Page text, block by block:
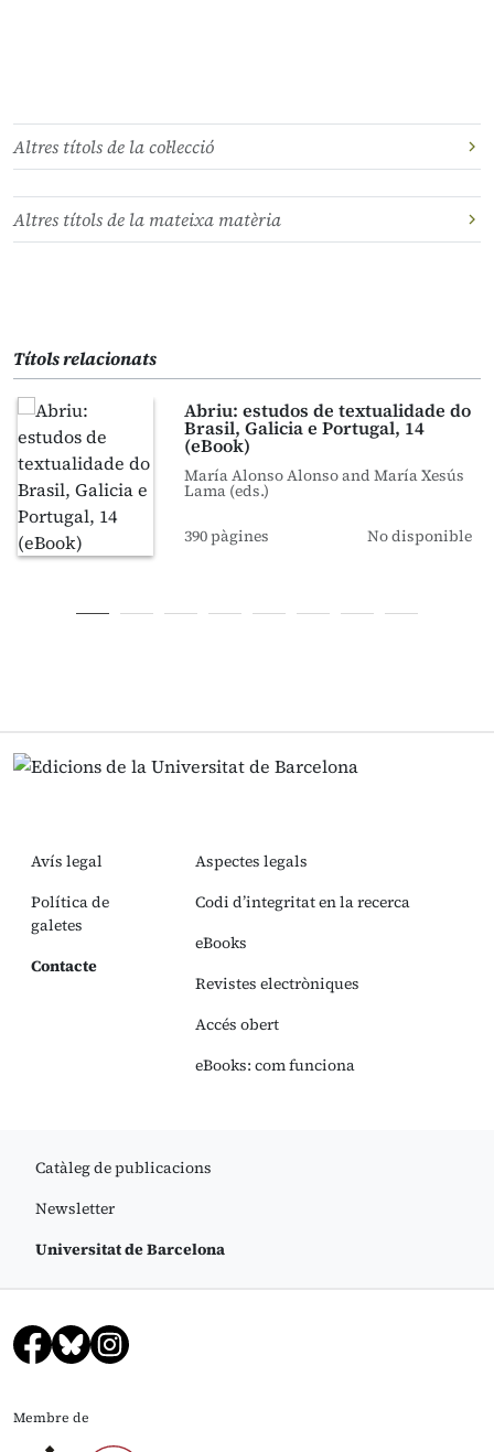
Altres títols de la col·lecció
Altres títols de la mateixa matèria
Títols relacionats
Abriu: estudos de textualidade do
Brasil, Galicia e Portugal, 14
(eBook)
María Alonso Alonso and María Xesús
Lama (eds.)
390 pàgines No disponible
Avís legal
Política de
galetes
Contacte
Aspectes legals
Codi d’integritat en la recerca
eBooks
Revistes electròniques
Accés obert
eBooks: com funciona
Catàleg de publicacions
Newsletter
Universitat de Barcelona
Membre de